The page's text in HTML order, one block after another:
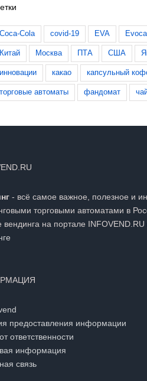
Coca-Cola covid-19 EVA Evoca
Китай Москва ПТА США
инновации какао капсульный
торговые автоматы фандомат
- всё самое важное, полезное и
торговыми автоматами в
вендинга на портале
предоставления информации
ответственности
информация
связь